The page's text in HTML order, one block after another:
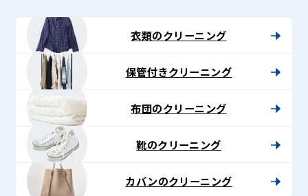
ト〉
衣類のクリーニング
保管付きクリーニング
布団のクリーニング
靴のクリーニング
カバンのクリーニング